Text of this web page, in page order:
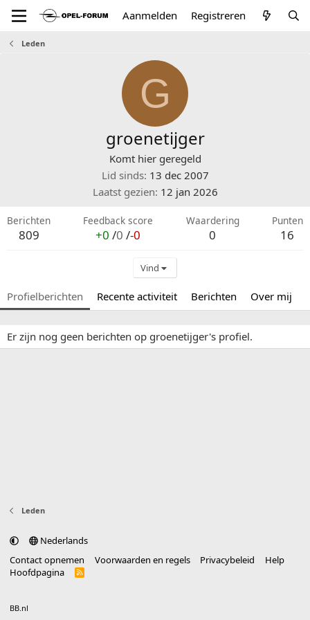
Aanmelden Registreren
Leden
G
groenetijger
Komt hier geregeld
Lid sinds 13 dec 2007
Laatst gezien 12 jan 2026
Berichten
809
Feedback score
+0 /0 /-0
Waardering
0
Punten
16
Vind
Profielberichten Recente activiteit Berichten Over mij
Er zijn nog geen berichten op groenetijger's profiel.
Leden
Nederlands
Contact opnemen
Voorwaarden en regels Privacybeleid
Help
Hoofdpagina
R
BB.nl